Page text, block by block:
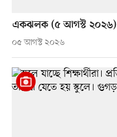
একঝলক (৫ আগস্ট ২০২৬)
০৫ আগস্ট ২০২৬